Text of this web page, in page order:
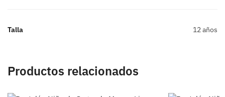
Talla 12 años
Productos relacionados